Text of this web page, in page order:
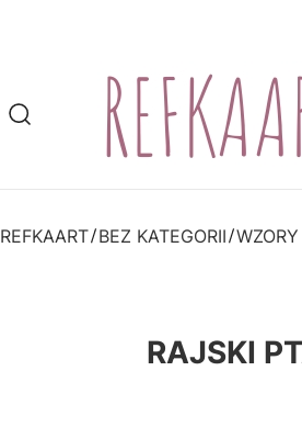
Otwórz wyszukiwarkę
Szukaj
REFKAART BEZ KATEGORII WZORY
RAJSKI